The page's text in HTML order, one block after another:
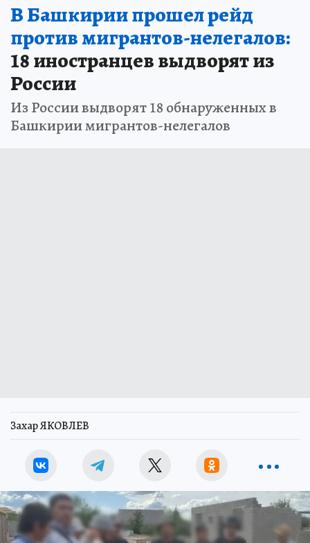
В Башкирии прошел рейд
против мигрантов-нелегалов:
18 иностранцев выдворят из
России
Из России выдворят 18 обнаруженных в
Башкирии мигрантов-нелегалов
Захар ЯКОВЛЕВ